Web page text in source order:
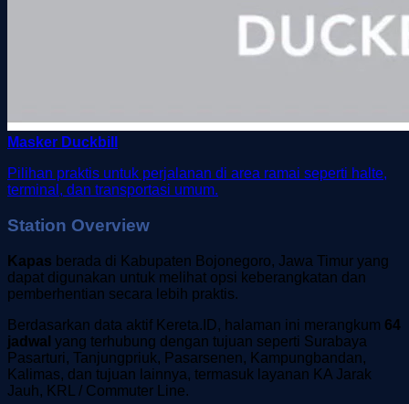
Masker Duckbill
Pilihan praktis untuk perjalanan di area ramai seperti halte,
terminal, dan transportasi umum.
Station Overview
Kapas berada di Kabupaten Bojonegoro, Jawa Timur yang
dapat digunakan untuk melihat opsi keberangkatan dan
pemberhentian secara lebih praktis.
Berdasarkan data aktif Kereta.ID, halaman ini merangkum 64
jadwal yang terhubung dengan tujuan seperti Surabaya
Pasarturi, Tanjungpriuk, Pasarsenen, Kampungbandan,
Kalimas, dan tujuan lainnya, termasuk layanan KA Jarak
Jauh, KRL / Commuter Line.